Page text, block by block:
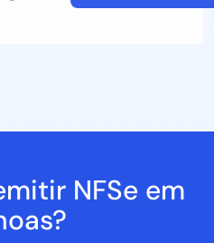
NFSe em